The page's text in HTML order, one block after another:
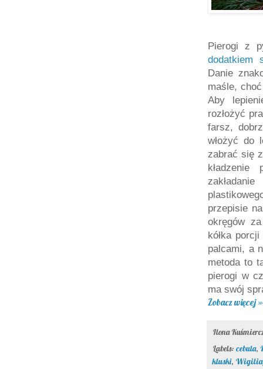
Pierogi z
dodatkiem
Danie
maśle,
Aby
rozłożyć
farsz,
włożyć do
zabrać się
przepisie
okręgów
kółka
palcami, a
metoda to
pierogi w
ma swój
Zobacz więcej »
Ilona
Labels: cebula,
kluski, Wigilia/